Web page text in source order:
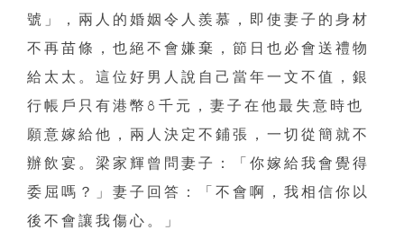
號」，兩人的婚姻令人羨慕，即使妻子的身材
不再苗條，也絕不會嫌棄，節日也必會送禮物
給太太。這位好男人說自己當年一文不值，銀
行帳戶只有港幣8千元，妻子在他最失意時也
願意嫁給他，兩人決定不鋪張，一切從簡就不
辦飲宴。梁家輝曾問妻子：「你嫁給我會覺得
委屈嗎？」妻子回答：「不會啊，我相信你以
後不會讓我傷心。」